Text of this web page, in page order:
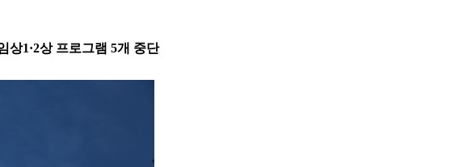
1·2상 프로그램 5개 중단